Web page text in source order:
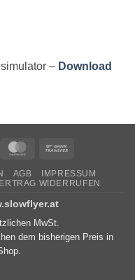
– Download
MasterCard
AGB
IMPRESSUM
WIDERRUFEN
MwSt.
dem bisherigen Preis in